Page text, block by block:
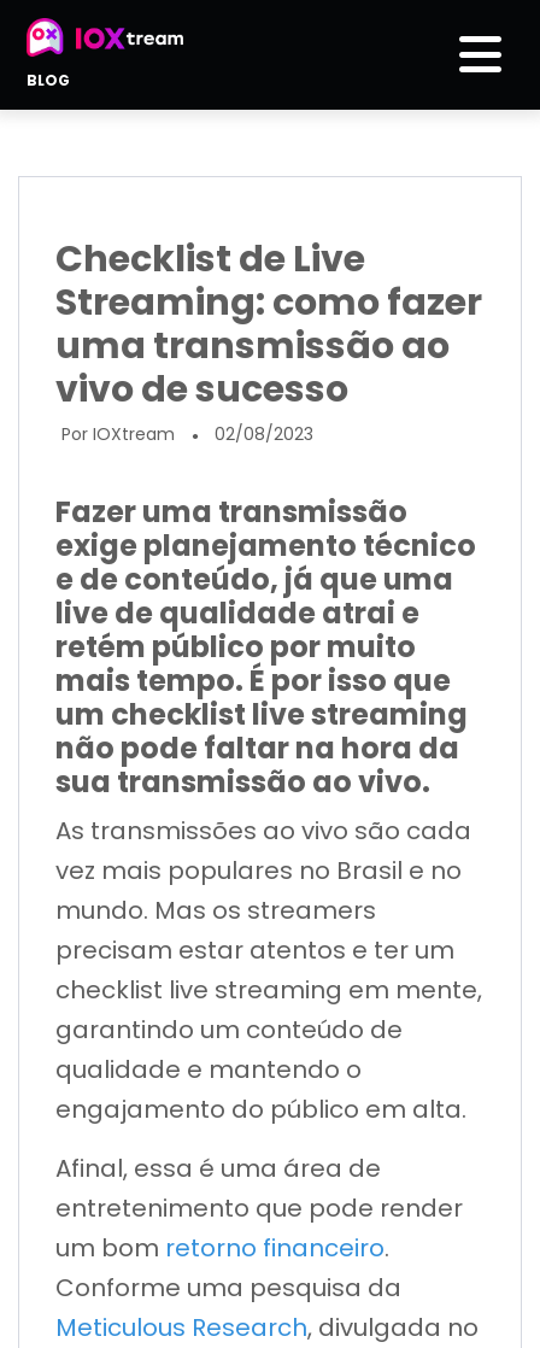
BLOG
Checklist de Live
Streaming: como fazer
uma transmissão ao
vivo de sucesso
Por IOXtream ● 02/08/2023
Fazer uma transmissão
exige planejamento técnico
e de conteúdo, já que uma
live de qualidade atrai e
retém público por muito
mais tempo. É por isso que
um checklist live streaming
não pode faltar na hora da
sua transmissão ao vivo.
As transmissões ao vivo são cada
vez mais populares no Brasil e no
mundo. Mas os streamers
precisam estar atentos e ter um
checklist live streaming em mente,
garantindo um conteúdo de
qualidade e mantendo o
engajamento do público em alta.
Afinal, essa é uma área de
entretenimento que pode render
um bom retorno financeiro.
Conforme uma pesquisa da
Meticulous Research, divulgada no